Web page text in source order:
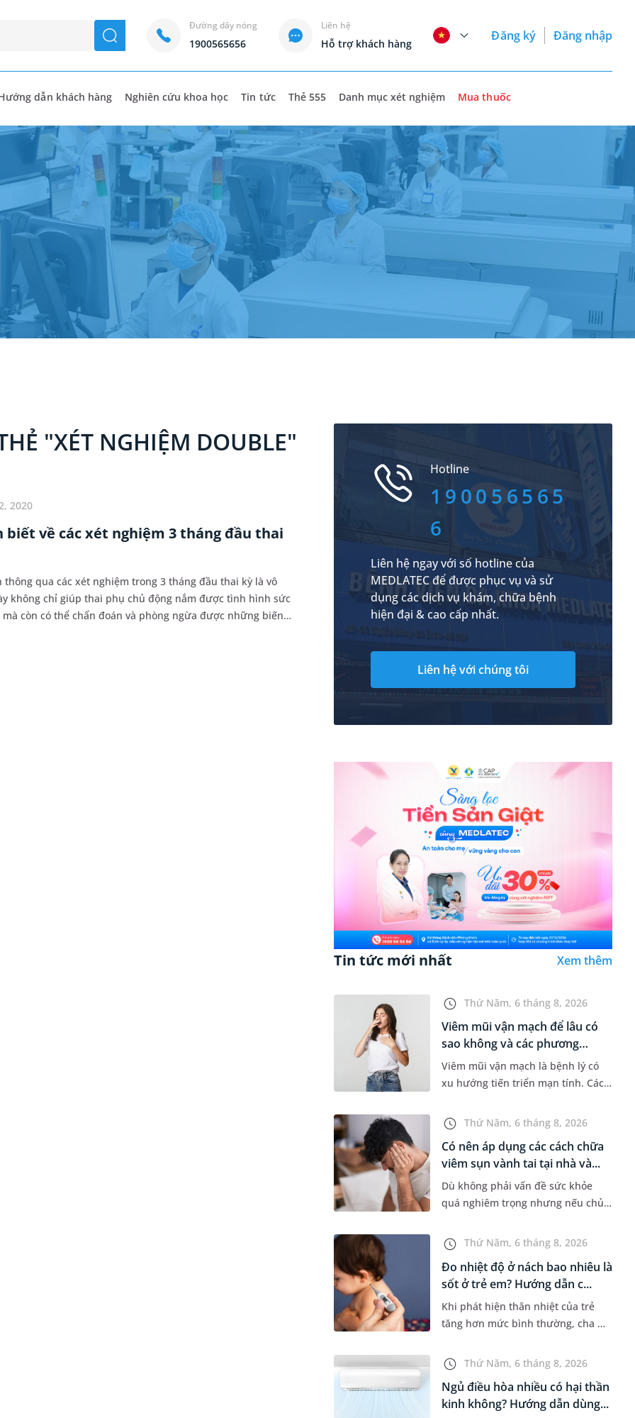
seach
Đường dây nóng
1900565656
Liên hệ
Hỗ trợ khách hàng
Đăng ký Đăng nhập
dẫn khách hàng Nghiên cứu khoa học Tin tức Thẻ 555 Danh mục xét nghiệm Mua thuốc
"XÉT NGHIỆM DOUBLE"
2020
biết về các xét nghiệm 3 tháng đầu thai
qua các xét nghiệm trong 3 tháng đầu thai kỳ là vô
không chỉ giúp thai phụ chủ động nắm được tình hình sức
mà còn có thể chẩn đoán và phòng ngừa được những biến
Hotline
190056565
6
Liên hệ ngay với số hotline của
MEDLATEC để được phục vụ và sử
dụng các dịch vụ khám, chữa bệnh
hiện đại & cao cấp nhất.
Liên hệ với chúng tôi
Tin tức mới nhất Xem thêm
Thứ Năm, 6 tháng 8, 2026
Viêm mũi vận mạch để lâu có
sao không và các phương
pháp...
Viêm mũi vận mạch là bệnh lý có
xu hướng tiến triển mạn tính. Các
nước mũi thường xuyên khiến
người bệnh khó chịu. Tuy nhiên,...
Thứ Năm, 6 tháng 8, 2026
Có nên áp dụng các cách chữa
viêm sụn vành tai tại nhà và...
Dù không phải vấn đề sức khỏe
quá nghiêm trọng nhưng nếu chủ
bệnh có thể phải đối mặt với một
số biến chứng. Nếu chưa xuất hiệ...
Thứ Năm, 6 tháng 8, 2026
Đo nhiệt độ ở nách bao nhiêu là
sốt ở trẻ em? Hướng dẫn c...
Khi phát hiện thân nhiệt của trẻ
tăng hơn mức bình thường, cha mẹ
Tuy nhiên, không phải ai cũng biết
đo nhiệt độ ở nách bao...
Thứ Năm, 6 tháng 8, 2026
Ngủ điều hòa nhiều có hại thần
kinh không? Hướng dẫn dùng...